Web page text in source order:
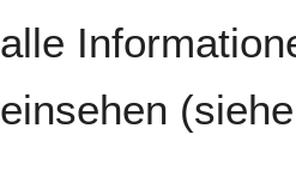
alle
einsehen